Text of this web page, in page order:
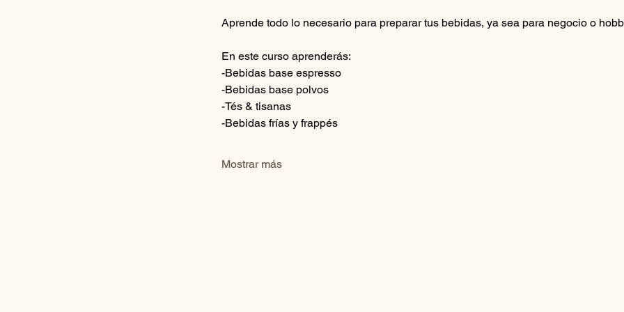
Aprende todo lo necesario para preparar tus bebidas, ya sea para negocio o
En este curso aprenderás:
-Bebidas base espresso
-Bebidas base polvos
-Tés & tisanas
-Bebidas frías y frappés
Mostrar más